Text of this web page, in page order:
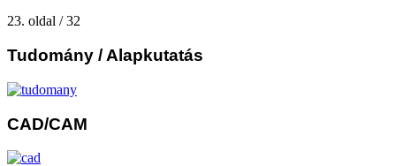
23. oldal / 32
Tudomány / Alapkutatás
CAD/CAM